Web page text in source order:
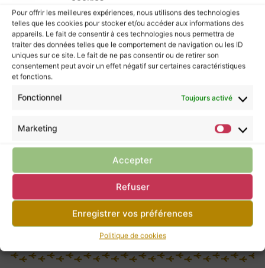
Pour offrir les meilleures expériences, nous utilisons des technologies
telles que les cookies pour stocker et/ou accéder aux informations des
appareils. Le fait de consentir à ces technologies nous permettra de
traiter des données telles que le comportement de navigation ou les ID
uniques sur ce site. Le fait de ne pas consentir ou de retirer son
consentement peut avoir un effet négatif sur certaines caractéristiques
et fonctions.
Fonctionnel Toujours activé
Marketing
Accepter
Refuser
Enregistrer vos préférences
Politique de cookies
stabilité et sérénité à ceux qui la porteraient.
Calcédoine grappe taillée et polie
en France dans un petit atelier
Français.
que d’avoir de très bon artisans, qui
merveilleusement bien.
Les pierres murmurent leurs énergies à ceux
qui les écoutent, mais elles ne possèdent pas
le pouvoir de guérir.
Pour prendre soin de vous, ne négligez pas la
consultation d’un professionnel de santé.